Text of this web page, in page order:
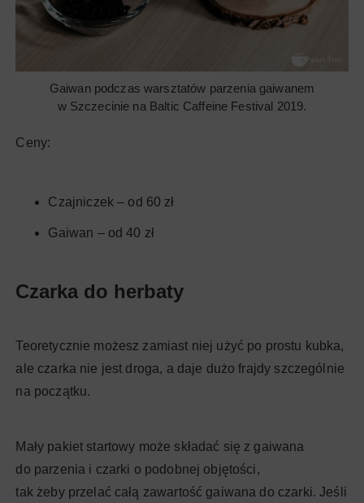
Gaiwan podczas warsztatów parzenia gaiwanem
w Szczecinie na Baltic Caffeine Festival 2019.
Ceny:
Czajniczek – od 60 zł
Gaiwan – od 40 zł
Czarka do herbaty
Teoretycznie możesz zamiast niej użyć po prostu kubka,
ale czarka nie jest droga, a daje dużo frajdy szczególnie
na początku.
Mały pakiet startowy może składać się z gaiwana
do parzenia i czarki o podobnej objętości,
tak żeby przelać całą zawartość gaiwana do czarki. Jeśli